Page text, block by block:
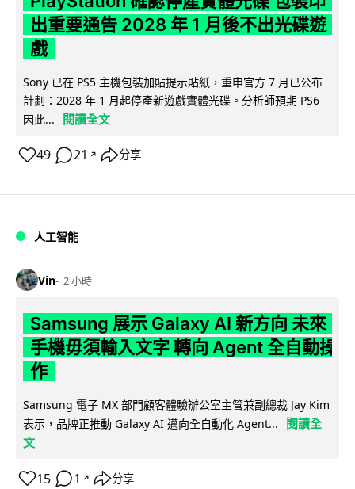
出重要通告 2028 年 1 月後不出光碟遊
戲
Sony 已在 PS5 主機包裝加貼提示貼紙，重申官方 7 月已公布
計劃：2028 年 1 月起停產新遊戲實體光碟。分析師預期 PS6
因此...
閱讀全文
49 21 ↗ 分享
人工智能
Vin 2 小時
Samsung 展示 Galaxy AI 新方向 未來
手機毋須輸入文字 轉向 Agent 全自動操
作
Samsung 電子 MX 部門顧客體驗辦公室主管兼副總裁 Jay Kim
表示，品牌正推動 Galaxy AI 邁向全自動化 Agent...
閱讀全
文
15 1 ↗ 分享